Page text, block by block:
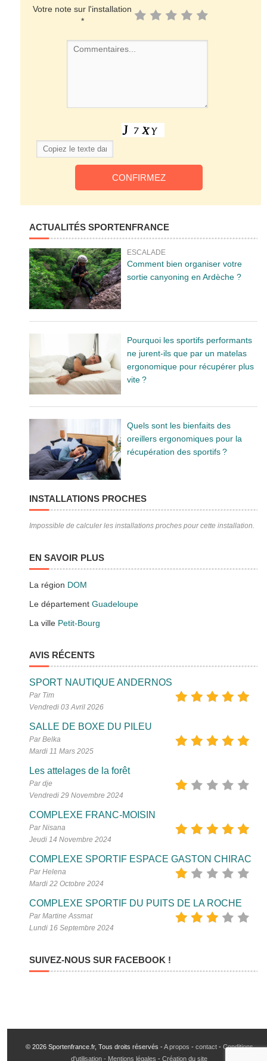
Votre note sur l'installation
*
ACTUALITÉS SPORTENFRANCE
ESCALADE
Comment bien organiser votre
sortie canyoning en Ardèche ?
Pourquoi les sportifs performants
ne jurent-ils que par un matelas
ergonomique pour récupérer plus
vite ?
Quels sont les bienfaits des
oreillers ergonomiques pour la
récupération des sportifs ?
INSTALLATIONS PROCHES
Impossible de calculer les installations proches pour cette installation.
EN SAVOIR PLUS
La région DOM
Le départementGuadeloupe
La ville Petit-Bourg
AVIS RÉCENTS
SPORT NAUTIQUE ANDERNOS
Par Tim
Vendredi 03 Avril 2026
SALLE DE BOXE DU PILEU
Par Belka
Mardi 11 Mars 2025
Les attelages de la forêt
Par dje
Vendredi 29 Novembre 2024
COMPLEXE FRANC-MOISIN
Par Nisana
Jeudi 14 Novembre 2024
COMPLEXE SPORTIF ESPACE GASTON CHIRAC
Par Helena
Mardi 22 Octobre 2024
COMPLEXE SPORTIF DU PUITS DE LA ROCHE
Par Martine Assmat
Lundi 16 Septembre 2024
SUIVEZ-NOUS SUR FACEBOOK !
© 2026 Sportenfrance.fr, Tous droits réservés -A propos - contact- Conditions
d'utilisation - Mentions légales - Création du site